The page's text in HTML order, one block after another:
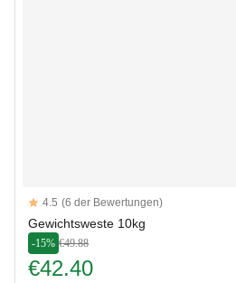
Reviews
4.5 out of 5 stars
4.5 (6 der Bewertungen)
Gewichtsweste 10kg
-15% €49.88
€42.40